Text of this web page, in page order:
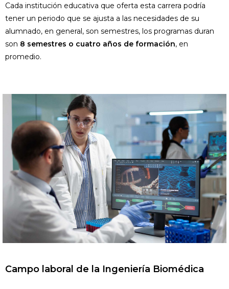
Cada institución educativa que oferta esta carrera podría
tener un periodo que se ajusta a las necesidades de su
alumnado, en general, son semestres, los programas duran
son 8 semestres o cuatro años de formación, en
promedio.
Campo laboral de la Ingeniería Biomédica